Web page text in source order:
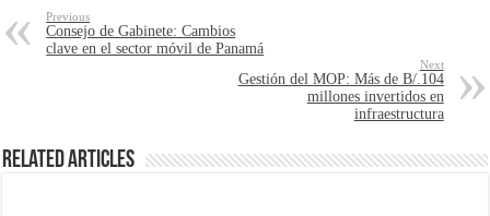
Previous
Consejo de Gabinete: Cambios
clave en el sector móvil de Panamá
Next
Gestión del MOP: Más de B/.104
millones invertidos en
infraestructura
Related Articles